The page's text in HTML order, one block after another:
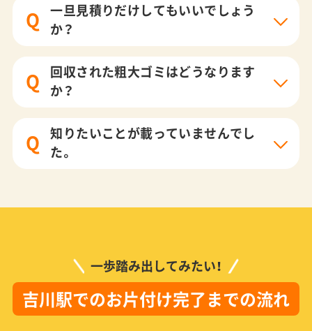
Q
一旦見積りだけしてもいいでしょう
か？
Q
回収された粗大ゴミはどうなります
か？
Q
知りたいことが載っていませんでし
た。
一歩踏み出してみたい！
吉川駅でのお片付け完了までの流れ